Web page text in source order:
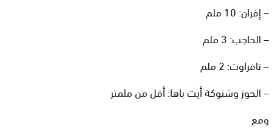
– إفران: 10 ملم
– الحاجب: 3 ملم
– تافراوت: 2 ملم
– الحوز وشتوكة أيت باها: أقل من ملمتر
ومع